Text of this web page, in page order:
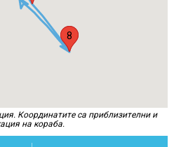
1
8
Координатите са приблизителни и
на кораба.